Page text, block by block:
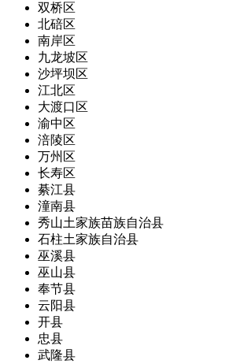
双桥区
北碚区
南岸区
九龙坡区
沙坪坝区
江北区
大渡口区
渝中区
涪陵区
万州区
长寿区
綦江县
潼南县
秀山土家族苗族自治县
石柱土家族自治县
巫溪县
巫山县
奉节县
云阳县
开县
忠县
武隆县